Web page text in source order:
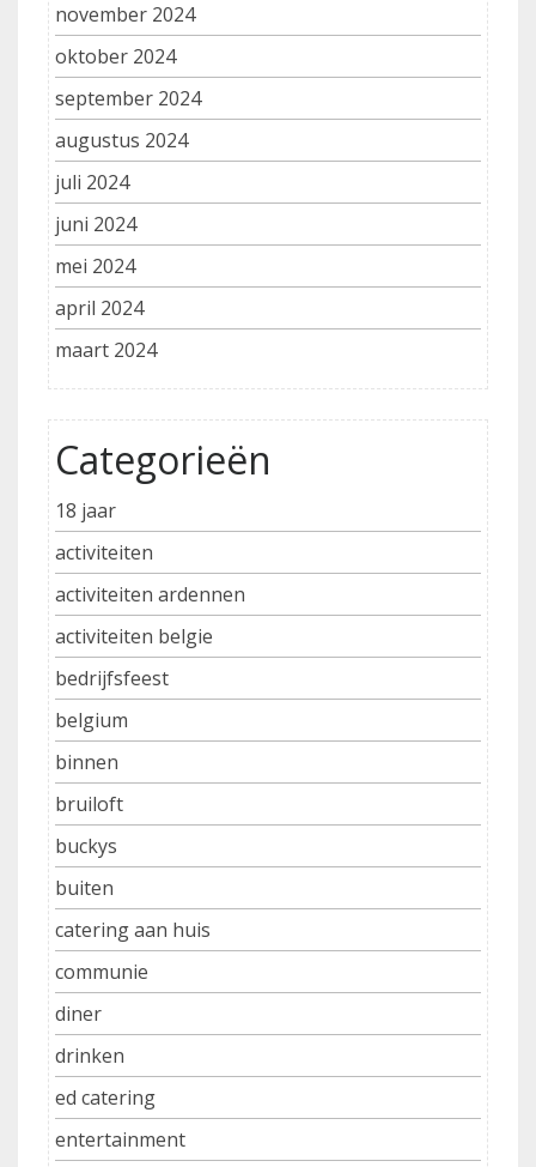
november 2024
oktober 2024
september 2024
augustus 2024
juli 2024
juni 2024
mei 2024
april 2024
maart 2024
Categorieën
18 jaar
activiteiten
activiteiten ardennen
activiteiten belgie
bedrijfsfeest
belgium
binnen
bruiloft
buckys
buiten
catering aan huis
communie
diner
drinken
ed catering
entertainment